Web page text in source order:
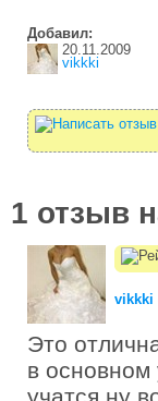
Добавил:
20.11.2009
vikkki
1 отзыв
vikkki
Это
в основном